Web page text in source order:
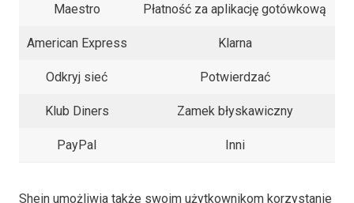
Maestro Płatność za aplikację gotówkową
American Express Klarna
Odkryj sieć Potwierdzać
Klub Diners Zamek błyskawiczny
PayPal Inni
Shein umożliwia także swoim użytkownikom korzystanie